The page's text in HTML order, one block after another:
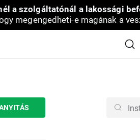
a szolgáltatónál a lakossági
megengedheti-e magának a